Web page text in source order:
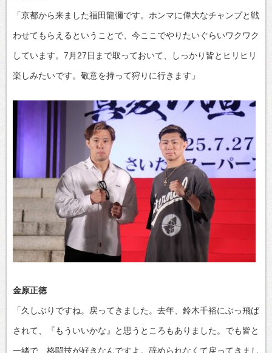
「京都から来ました福田龍彌です。ホンマに偉大なチャンプと戦
わせてもらえるということで、今ここでやりたいぐらいワクワク
しています。7月27日まで取っておいて、しっかり皆とヒリヒリ
楽しみたいです。敬意を持って狩りに行きます」
金原正徳
「久しぶりですね。戻ってきました。去年、鈴木千裕にぶっ飛ば
されて、『もういいかな』と思うところもありました。でも皆と
一緒で、格闘技が好きなんですよ。辞められなくて戻ってきまし